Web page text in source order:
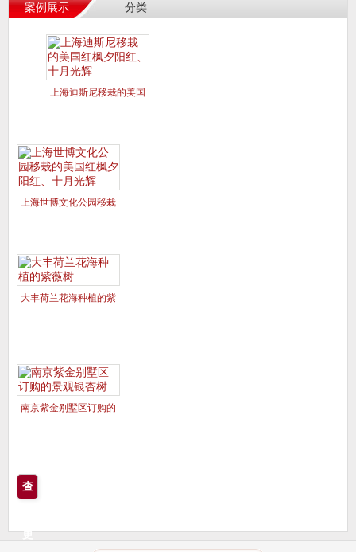
案例展示 分类
上海迪斯尼移栽的美国
上海世博文化公园移栽
大丰荷兰花海种植的紫
南京紫金别墅区订购的
查
更